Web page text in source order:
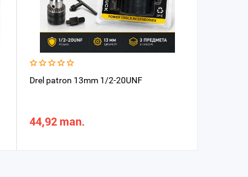
Drel patron 13mm 1/2-20UNF
44,92 man.